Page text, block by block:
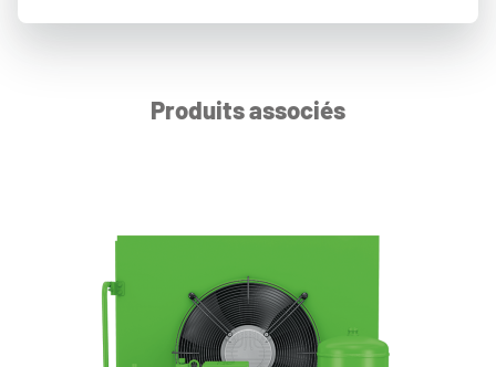
Produits associés